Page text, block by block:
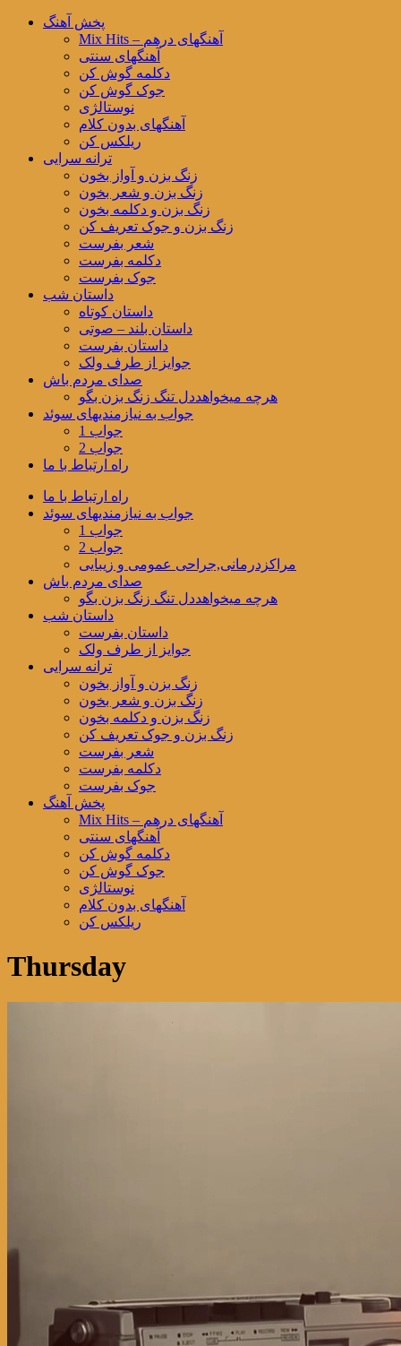
پخش آهنگ
Mix Hits – آهنگهای درهم
آهنگهای سنتی
دکلمه گوش کن
جوک گوش کن
نوستالژی
آهنگهای بدون کلام
ریلکس کن
ترانه سرایی
زنگ بزن و آواز بخون
زنگ بزن و شعر بخون
زنگ بزن و دکلمه بخون
زنگ بزن و جوک تعریف کن
شعر بفرست
دکلمه بفرست
جوک بفرست
داستان شب
داستان کوتاه
داستان بلند – صوتی
داستان بفرست
جوایز از طرف ولک
صدای مردم باش
هرچه میخواهددل تنگ زنگ بزن بگو
جواب به نیازمندیهای سوئد
جواب 1
جواب 2
راه ارتباط با ما
راه ارتباط با ما
جواب به نیازمندیهای سوئد
جواب 1
جواب 2
مراکزدرمانی,جراحی عمومی و زیبایی
صدای مردم باش
هرچه میخواهددل تنگ زنگ بزن بگو
داستان شب
داستان بفرست
جوایز از طرف ولک
ترانه سرایی
زنگ بزن و آواز بخون
زنگ بزن و شعر بخون
زنگ بزن و دکلمه بخون
زنگ بزن و جوک تعریف کن
شعر بفرست
دکلمه بفرست
جوک بفرست
پخش آهنگ
Mix Hits – آهنگهای درهم
آهنگهای سنتی
دکلمه گوش کن
جوک گوش کن
نوستالژی
آهنگهای بدون کلام
ریلکس کن
Thursday